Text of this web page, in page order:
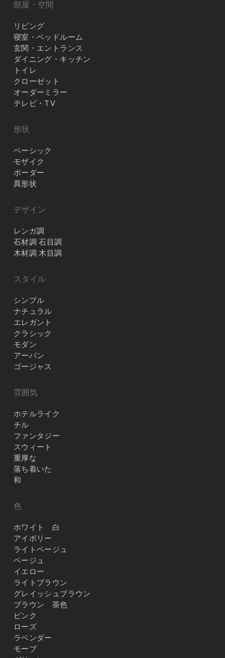
部屋・空間
リビング
寝室・ベッドルーム
玄関・エントランス
ダイニング・キッチン
トイレ
クローゼット
オーダーミラー
テレビ・TV
形状
ベーシック
モザイク
ボーダー
異形状
デザイン
レンガ調
石材調 石目調
木材調 木目調
スタイル
シンプル
ナチュラル
エレガント
クラシック
モダン
アーバン
ゴージャス
雰囲気
ホテルライク
チル
ファンタジー
スウィート
重厚な
落ち着いた
和
色
ホワイト 白
アイボリー
ライトベージュ
ベージュ
イエロー
ライトブラウン
グレイッシュブラウン
ブラウン 茶色
ピンク
ローズ
ラベンダー
モーブ